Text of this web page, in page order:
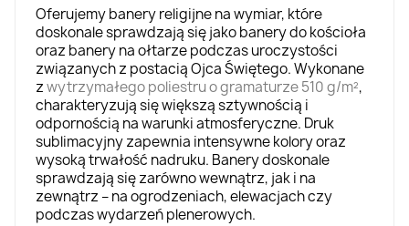
Oferujemybanery religijnena wymiar, które
doskonale sprawdzają się jako banery do kościoła
oraz banery na ołtarze podczas uroczystości
związanych z postacią Ojca Świętego. Wykonane
zwytrzymałego poliestru o gramaturze 510 g/m²,
charakteryzują się większą sztywnością i
odpornością na warunki atmosferyczne. Druk
sublimacyjny zapewnia intensywne kolory oraz
wysoką trwałość nadruku. Banery doskonale
sprawdzają się zarówno wewnątrz, jak i na
zewnątrz – na ogrodzeniach, elewacjach czy
podczas wydarzeń plenerowych.